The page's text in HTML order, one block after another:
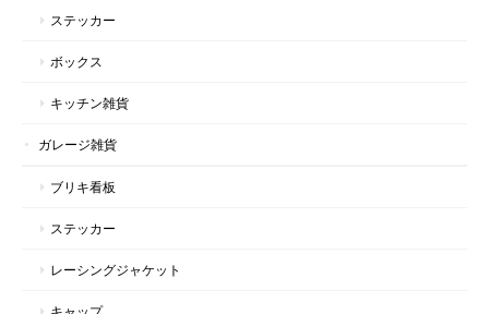
ステッカー
ボックス
キッチン雑貨
ガレージ雑貨
ブリキ看板
ステッカー
レーシングジャケット